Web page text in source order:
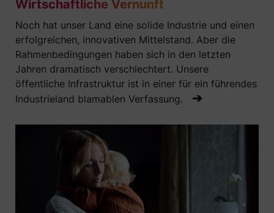
Wirtschaftliche Vernunft
Noch hat unser Land eine solide Industrie und einen
erfolgreichen, innovativen Mittelstand. Aber die
Rahmenbedingungen haben sich in den letzten
Jahren dramatisch verschlechtert. Unsere
öffentliche Infrastruktur ist in einer für ein führendes
Industrieland blamablen Verfassung.
➔